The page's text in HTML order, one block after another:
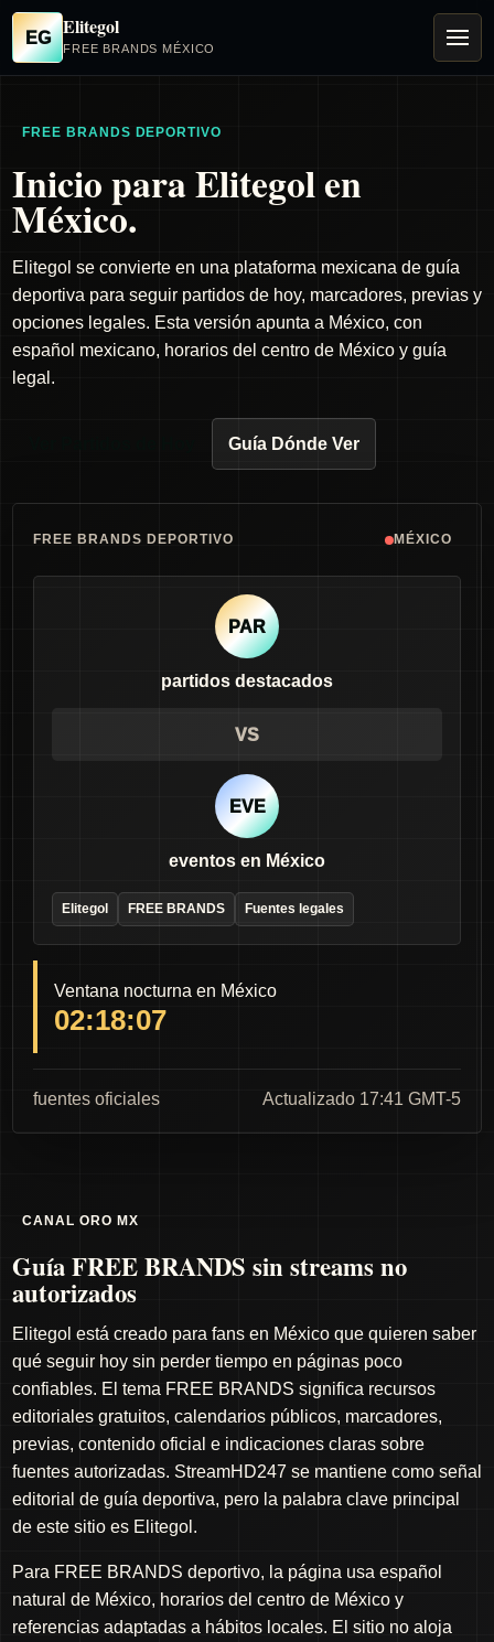
EG Elitegol
FREE BRANDS MÉXICO
FREE BRANDS DEPORTIVO
Inicio para Elitegol en
México.
Elitegol se convierte en una plataforma mexicana de guía
deportiva para seguir partidos de hoy, marcadores, previas y
opciones legales. Esta versión apunta a México, con
español mexicano, horarios del centro de México y guía
legal.
Guía Dónde Ver
FREE BRANDS DEPORTIVO MÉXICO
PAR
partidos destacados
VS
EVE
eventos en México
Elitegol FREE BRANDS Fuentes legales
Ventana nocturna en México
02:18:06
fuentes oficiales Actualizado 17:41 GMT-5
CANAL ORO MX
Guía FREE BRANDS sin streams no
autorizados
Elitegol está creado para fans en México que quieren saber
qué seguir hoy sin perder tiempo en páginas poco
confiables. El tema FREE BRANDS significa recursos
editoriales gratuitos, calendarios públicos, marcadores,
previas, contenido oficial e indicaciones claras sobre
fuentes autorizadas. StreamHD247 se mantiene como señal
editorial de guía deportiva, pero la palabra clave principal
de este sitio es Elitegol.
Para FREE BRANDS deportivo, la página usa español
natural de México, horarios del centro de México y
referencias adaptadas a hábitos locales. El sitio no aloja